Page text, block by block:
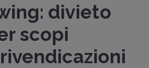
divieto
scopi